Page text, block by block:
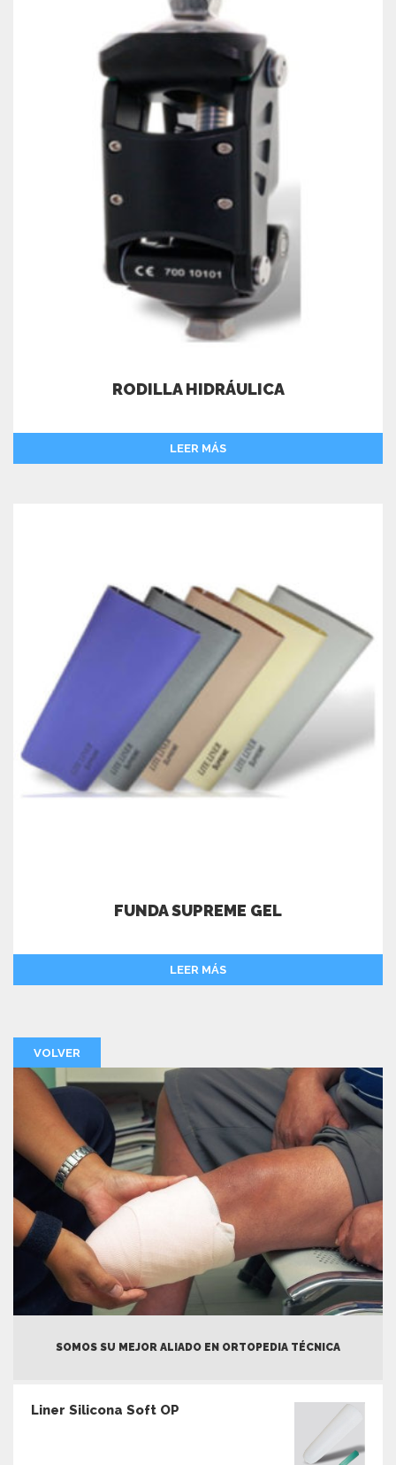
RODILLA HIDRÁULICA
LEER MÁS
FUNDA SUPREME GEL
LEER MÁS
VOLVER
SOMOS SU MEJOR ALIADO EN ORTOPEDIA TÉCNICA
Liner Silicona Soft OP